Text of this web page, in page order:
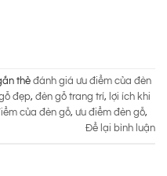
thẻ đánh giá ưu điểm của đèn
đẹp, đèn gỗ trang trí, lợi ích khi
của đèn gỗ, ưu điểm đèn gỗ,
Để lại bình luận